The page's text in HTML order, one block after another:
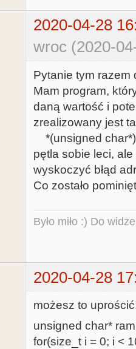
2020-04-28
wroc (2020-
Pytanie tym razem
Mam program,
daną wartość i
zrealizowany jest
*(unsigned
pętla sobie leci,
wyskoczyć błąd
Co zostało
Było miło :) Do
2020-04-28
możesz to
unsigned char*
for(size_t i = 0; i <